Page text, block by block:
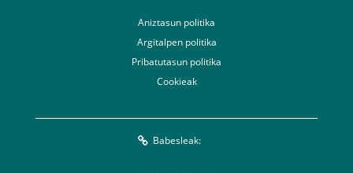
Aniztasun politika
Argitalpen politika
Pribatutasun politika
Cookieak
Babesleak: